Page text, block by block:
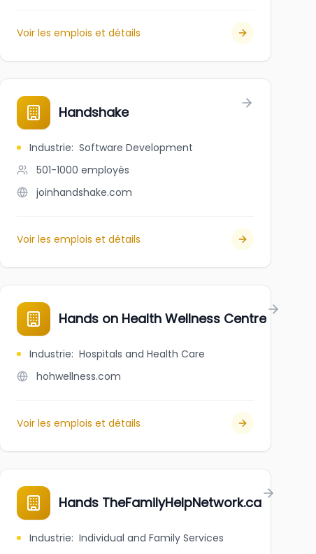
Voir les emplois et détails
Handshake
Industrie: Software Development
501-1000 employés
joinhandshake.com
Voir les emplois et détails
Hands on Health Wellness Centre
Industrie: Hospitals and Health Care
hohwellness.com
Voir les emplois et détails
Hands TheFamilyHelpNetwork.ca
Industrie: Individual and Family Services